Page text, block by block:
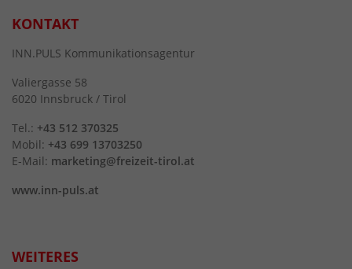
KONTAKT
INN.PULS Kommunikationsagentur
Valiergasse 58
6020 Innsbruck / Tirol
Tel.: +43 512 370325
Mobil: +43 699 13703250
E-Mail: marketing@freizeit-tirol.at
www.inn-puls.at
WEITERES